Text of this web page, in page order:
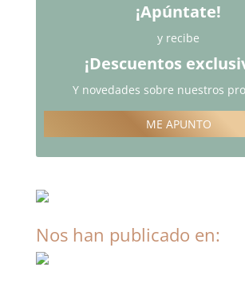
¡Apúntate!
y recibe
¡Descuentos
Y novedades sobre nuestros
ME APUNTO
Nos han publicado en: